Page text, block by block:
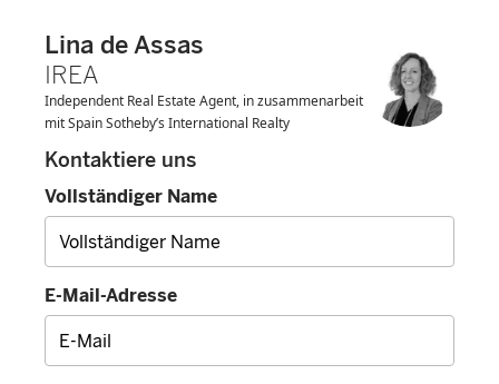
Lina de Assas
IREA
Independent Real Estate Agent, in zusammenarbeit
mit Spain Sotheby’s International Realty
Kontaktiere uns
Vollständiger Name
E-Mail-Adresse